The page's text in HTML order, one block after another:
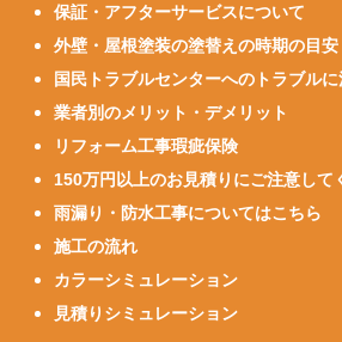
保証・アフターサービスについて
外壁・屋根塗装の塗替えの時期の目安
国民トラブルセンターへのトラブルに
業者別のメリット・デメリット
リフォーム工事瑕疵保険
150万円以上のお見積りにご注意して
雨漏り・防水工事についてはこちら
施工の流れ
カラーシミュレーション
見積りシミュレーション